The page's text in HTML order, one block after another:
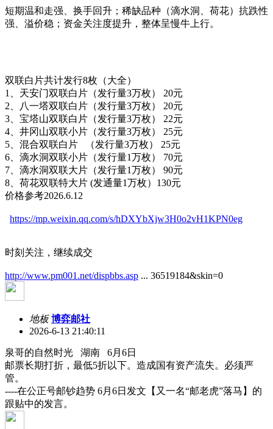
短期温和走强、换手回升；稀缺品种（滴水洞、荷花）抗跌性
强、溢价稳；资金关注度提升，整体呈慢牛上行。
双联白片共计发行8枚（大全）
1、天安门双联白片（发行量3万枚） 20元
2、八一塔双联白片（发行量3万枚） 20元
3、宝塔山双联白片（发行量3万枚） 22元
4、井冈山双联小片（发行量3万枚） 25元
5、混合双联白片 （发行量3万枚） 25元
6、滴水洞双联小片（发行量1万枚） 70元
7、滴水洞双联大片（发行量1万枚） 90元
8、荷花双联特大片 (发通量1万枚）130元
价格参考2026.6.12
https://mp.weixin.qq.com/s/hDXYbXjw3H0o2vH1KPN0eg
时刻关注，继续成交
http://www.pm001.net/dispbbs.asp ... 36519184&skin=0
地板 博弈邮社
2026-6-13 21:40:11
泉哥的自然时光 湖南 6月6日
邮票长期打折，最低5折以下。造成国有资产流失。必须严
管。
----在公正号邮钞趋势 6月6日发文【又一名“邮老虎”落马】的
跟贴中的发言。